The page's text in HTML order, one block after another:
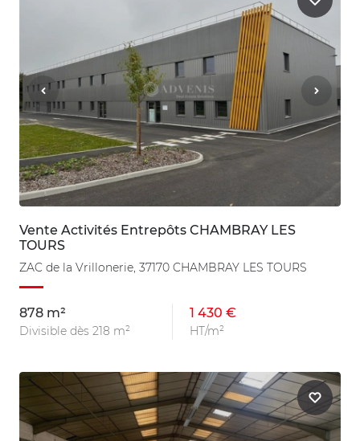
Vente Activités Entrepôts CHAMBRAY LES
TOURS
ZAC de la Vrillonerie, 37170 CHAMBRAY LES TOURS
878 m²
Divisible dès 218 m²
1 430 €
HT/m²